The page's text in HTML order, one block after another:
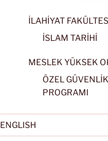
İLAHİYAT
İSLAM TARİHİ
MESLEK YÜKSEK
ÖZEL
PROGRAMI
ENGLISH